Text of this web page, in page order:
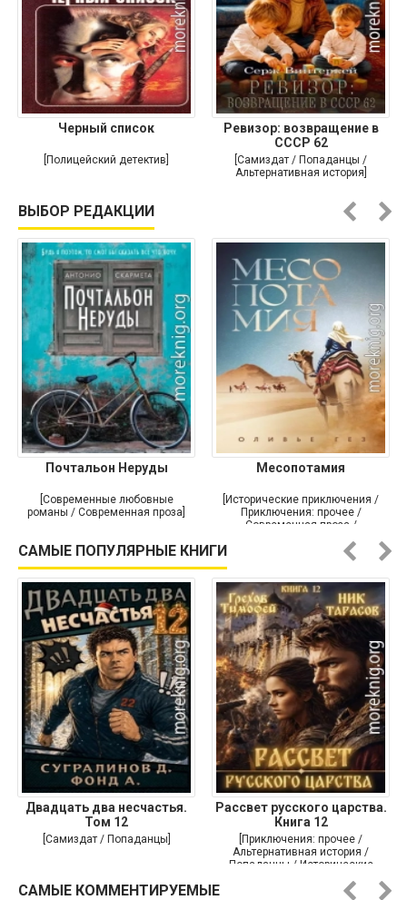
Черный список
[Полицейский детектив]
Ревизор: возвращение в
СССР 62
[Самиздат / Попаданцы /
Альтернативная история]
ВЫБОР РЕДАКЦИИ
Почтальон Неруды
[Современные любовные
романы / Современная проза]
Месопотамия
[Исторические приключения /
Приключения: прочее /
Современная проза /
САМЫЕ ПОПУЛЯРНЫЕ КНИГИ
Двадцать два несчастья.
Том 12
[Самиздат / Попаданцы]
Рассвет русского царства.
Книга 12
[Приключения: прочее /
Альтернативная история /
Попаданцы / Исторические
САМЫЕ КОММЕНТИРУЕМЫЕ